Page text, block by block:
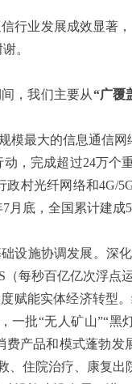
行业发展成效显著
。
，我们主要从“广覆
模最大的信息通信
，完成超过24万
村光纤网络和4G/
底，全国累计建
设施协调发展。深
（每秒百亿亿次浮
赋能实体经济转型
一批“无人矿山”“
产品和模式蓬勃
、住院治疗、康复出